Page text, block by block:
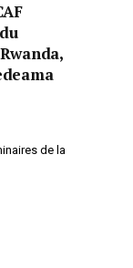
de la